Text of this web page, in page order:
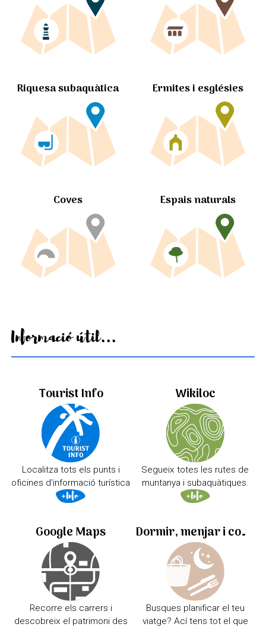
Riquesa subaquàtica Ermites i esglésies
Coves Espais naturals
Informació útil...
Tourist Info
Localitza tots els punts i
oficines d'informació turística
Wikiloc
Segueix totes les rutes de
muntanya i subaquàtiques.
Google Maps
Recorre els carrers i
descobreix el patrimoni des
Dormir, menjar i comprar
Busques planificar el teu
viatge? Ací tens tot el que